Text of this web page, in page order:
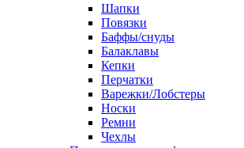
Шапки
Повязки
Баффы/снуды
Балаклавы
Кепки
Перчатки
Варежки/Лобстеры
Носки
Ремни
Чехлы